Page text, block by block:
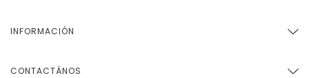
INFORMACIÓN
CONTACTÁNOS